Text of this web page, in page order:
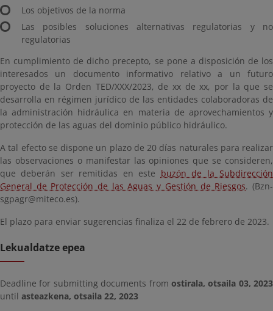
Los objetivos de la norma
Las posibles soluciones alternativas regulatorias y no
regulatorias
En cumplimiento de dicho precepto, se pone a disposición de los
interesados un documento informativo relativo a un futuro
proyecto de la Orden TED/XXX/2023, de xx de xx, por la que se
desarrolla en régimen jurídico de las entidades colaboradoras de
la administración hidráulica en materia de aprovechamientos y
protección de las aguas del dominio público hidráulico.
A tal efecto se dispone un plazo de 20 días naturales para realizar
las observaciones o manifestar las opiniones que se consideren,
que deberán ser remitidas en este buzón de la Subdirección
General de Protección de las Aguas y Gestión de Riesgos. (Bzn-
sgpagr@miteco.es).
El plazo para enviar sugerencias finaliza el 22 de febrero de 2023.
Lekualdatze epea
Deadline for submitting documents from ostirala, otsaila 03, 2023
until asteazkena, otsaila 22, 2023